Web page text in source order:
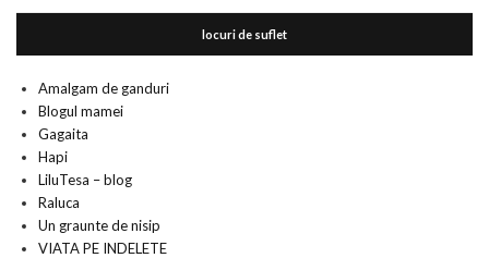
locuri de suflet
Amalgam de ganduri
Blogul mamei
Gagaita
Hapi
LiluTesa – blog
Raluca
Un graunte de nisip
VIATA PE INDELETE